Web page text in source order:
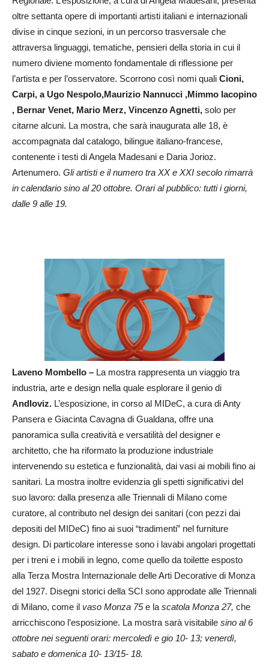
oltre settanta opere di importanti artisti italiani e internazionali
divise in cinque sezioni, in un percorso trasversale che
attraversa linguaggi, tematiche, pensieri della storia in cui il
numero diviene momento fondamentale di riflessione per
l’artista e per l’osservatore. Scorrono così nomi quali Cioni,
Carpi, a Ugo Nespolo,Maurizio Nannucci ,Mimmo Iacopino
, Bernar Venet, Mario Merz, Vincenzo Agnetti, solo per
citarne alcuni. La mostra, che sarà inaugurata alle 18, è
accompagnata dal catalogo, bilingue italiano-francese,
contenente i testi di Angela Madesani e Daria Jorioz.
Artenumero. Gli artisti e il numero tra XX e XXI secolo rimarrà
in calendario sino al 20 ottobre. Orari al pubblico: tutti i giorni,
dalle 9 alle 19.
Laveno Mombello – La mostra rappresenta un viaggio tra
industria, arte e design nella quale esplorare il genio di
Andloviz. L’esposizione, in corso al MIDeC, a cura di Anty
Pansera e Giacinta Cavagna di Gualdana, offre una
panoramica sulla creatività e versatilità del designer e
architetto, che ha riformato la produzione industriale
intervenendo su estetica e funzionalità, dai vasi ai mobili fino ai
sanitari. La mostra inoltre evidenzia gli spetti significativi del
suo lavoro: dalla presenza alle Triennali di Milano come
curatore, al contributo nel design dei sanitari (con pezzi dai
depositi del MIDeC) fino ai suoi “tradimenti” nel furniture
design. Di particolare interesse sono i lavabi angolari progettati
per i treni e i mobili in legno, come quello da toilette esposto
alla Terza Mostra Internazionale delle Arti Decorative di Monza
del 1927. Disegni storici della SCI sono approdate alle Triennali
di Milano, come il vaso Monza 75e la scatola Monza 27, che
arricchiscono l’esposizione. La mostra sarà visitabile sino al 6
ottobre nei seguenti orari: mercoledì e gio 10- 13; venerdì,
sabato e domenica 10- 13/15- 18.